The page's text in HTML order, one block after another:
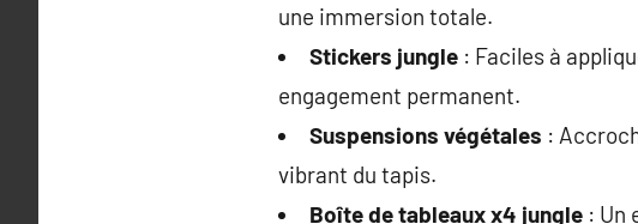
une immersion totale.
Stickers jungle : Faciles à
engagement permanent.
Suspensions végétales :
vibrant du tapis.
Boîte de tableaux x4 jungle : Un